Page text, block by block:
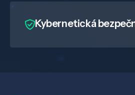
Kybernetická